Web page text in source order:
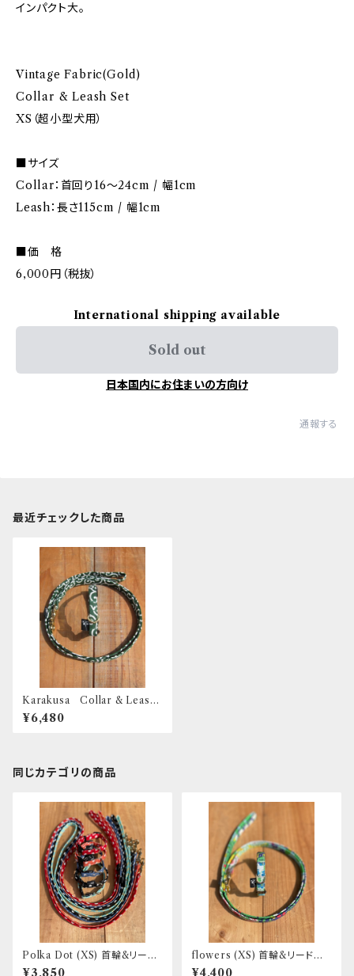
インパクト大。
Vintage Fabric(Gold)
Collar & Leash Set
XS（超小型犬用）
■サイズ
Collar：首回り16～24cm / 幅1cm
Leash：長さ115cm / 幅1cm
■価 格
6,000円（税抜）
International shipping available
Sold out
日本国内にお住まいの方向け
通報する
最近チェックした商品
Karakusa Collar & Leash
- XS（超小型犬・幼犬用）
¥6,480
同じカテゴリの商品
Polka Dot (XS) 首輪&リード
セット _ 超小型犬・幼犬向き _
¥3,850
flowers (XS) 首輪&リードセッ
ト _ 超小型犬・幼犬向き _ フン
¥4,400